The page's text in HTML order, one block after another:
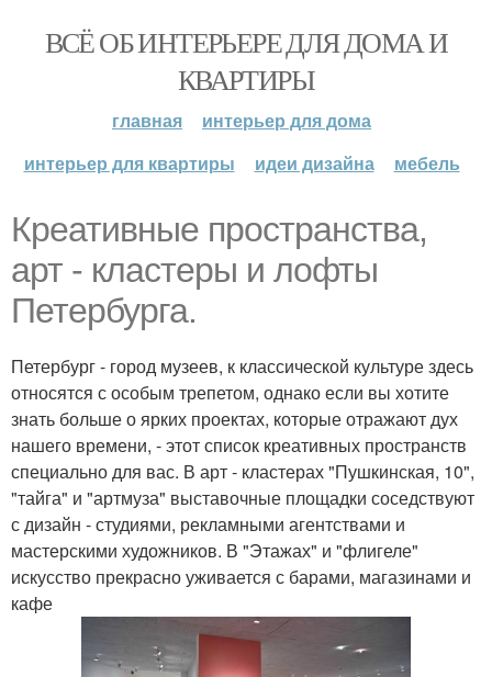
ВСЁ ОБ ИНТЕРЬЕРЕ ДЛЯ ДОМА И
КВАРТИРЫ
главная
интерьер для дома
интерьер для квартиры
идеи дизайна мебель
Креативные пространства,
арт - кластеры и лофты
Петербурга.
Петербург - город музеев, к классической культуре здесь
относятся с особым трепетом, однако если вы хотите
знать больше о ярких проектах, которые отражают дух
нашего времени, - этот список креативных пространств
специально для вас. В арт - кластерах "Пушкинская, 10",
"тайга" и "артмуза" выставочные площадки соседствуют
с дизайн - студиями, рекламными агентствами и
мастерскими художников. В "Этажах" и "флигеле"
искусство прекрасно уживается с барами, магазинами и
кафе